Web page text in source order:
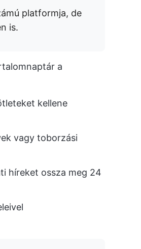
platformja, de
is.
a
kellene
vagy toborzási
híreket ossza meg 24